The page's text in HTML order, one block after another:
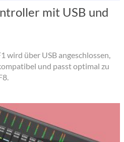
mit USB und
wird über USB angeschlossen,
und passt optimal zu